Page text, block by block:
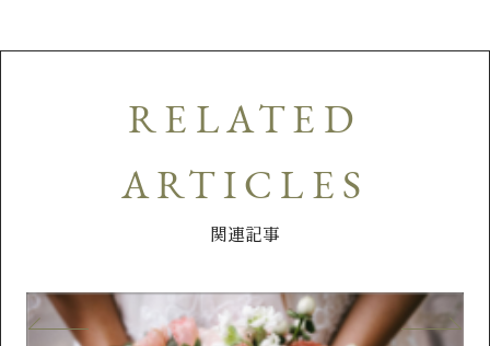
関連記事
RELATED
ARTICLES